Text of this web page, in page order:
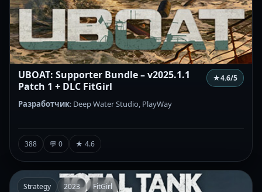
UBOAT: Supporter Bundle – v2025.1.1
Patch 1 + DLC FitGirl
★4.6/5
Разработчик: Deep Water Studio, PlayWay
388 💬 0 ★ 4.6
Strategy 2023 FitGirl